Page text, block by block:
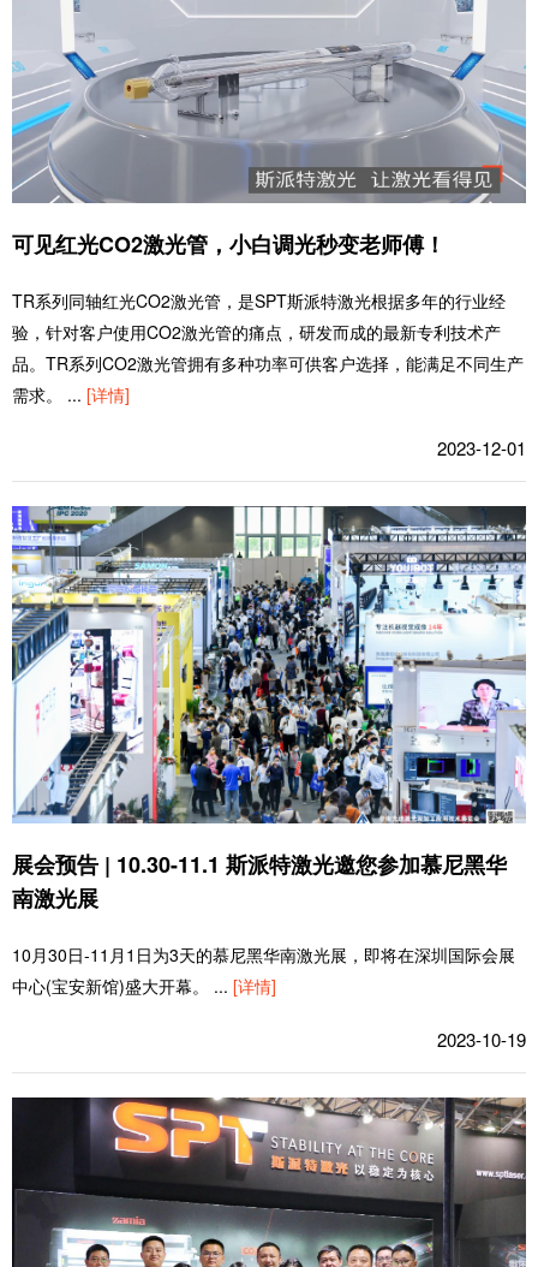
可见红光CO2激光管，小白调光秒变老师傅！
TR系列同轴红光CO2激光管，是SPT斯派特激光根据多年的行业经
验，针对客户使用CO2激光管的痛点，研发而成的最新专利技术产
品。TR系列CO2激光管拥有多种功率可供客户选择，能满足不同生产
需求。 ... [详情]
2023-12-01
展会预告 | 10.30-11.1 斯派特激光邀您参加慕尼黑华
南激光展
10月30日-11月1日为3天的慕尼黑华南激光展，即将在深圳国际会展
中心(宝安新馆)盛大开幕。 ... [详情]
2023-10-19